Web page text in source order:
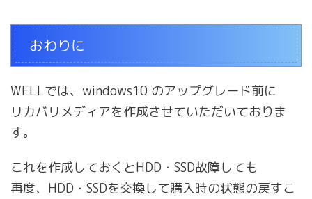
おわりに
WELLでは、windows10 のアップグレード前に
リカバリメディアを作成させていただいておりま
す。
これを作成しておくとHDD・SSD故障しても
再度、HDD・SSDを交換して購入時の状態の戻すこ